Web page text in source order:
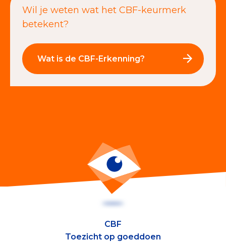
Wil je weten wat het CBF-keurmerk
betekent?
Wat is de CBF-Erkenning?
CBF
Toezicht op goeddoen